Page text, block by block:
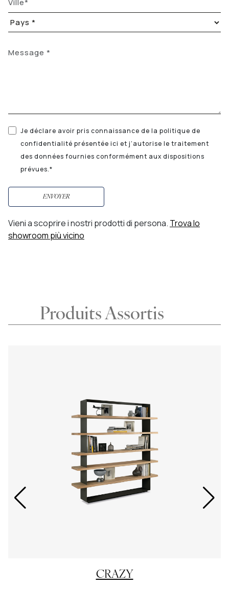
Je déclare avoir pris connaissance de la politique de
confidentialité présentée ici et j’autorise le traitement
des données fournies conformément aux dispositions
prévues.*
ENVOYER
Vieni a scoprire i nostri prodotti di persona. Trova lo
showroom più vicino
Produits Assortis
CRAZY